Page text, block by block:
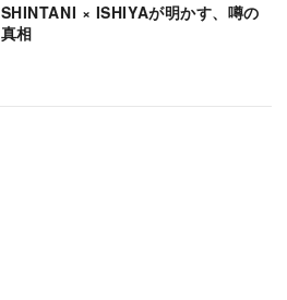
SHINTANI × ISHIYAが明かす、噂の
真相